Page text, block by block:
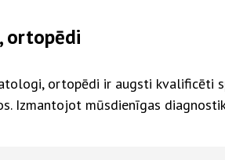
ortopēdi
ortopēdi ir augsti kvalificēti
Izmantojot mūsdienīgas